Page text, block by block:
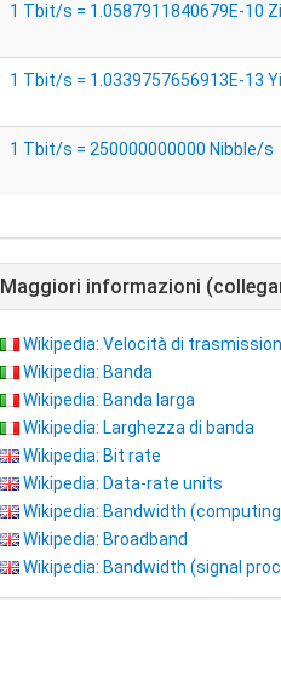
1 Tbit/s = 1.0587911840679E-10
1 Tbit/s = 1.0339757656913E-13
1 Tbit/s = 250000000000 Nibble/s
Maggiori informazioni
Wikipedia: Velocità di
Wikipedia: Banda
Wikipedia: Banda larga
Wikipedia: Larghezza di banda
Wikipedia: Bit rate
Wikipedia: Data-rate units
Wikipedia: Bandwidth
Wikipedia: Broadband
Wikipedia: Bandwidth (signal